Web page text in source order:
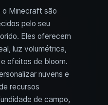
o Minecraft são
pelo seu
Eles oferecem
luz volumétrica,
efeitos de bloom.
nuvens e
recursos
de campo,